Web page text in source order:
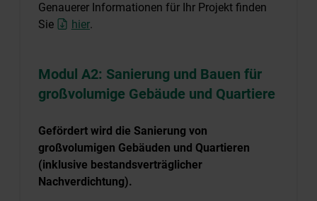
Genauerer Informationen für Ihr Projekt finden
Sie
hier.
Modul A2: Sanierung und Bauen für
großvolumige Gebäude und Quartiere
Gefördert wird die Sanierung von
großvolumigen Gebäuden und Quartieren
(inklusive bestandsverträglicher
Nachverdichtung).